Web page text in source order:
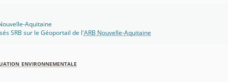
Aquitaine
SRB sur le Géoportail de l'ARB Nouvelle-Aquitaine
environnementale